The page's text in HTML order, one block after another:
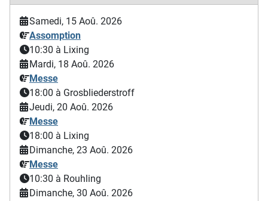
Samedi, 15 Aoû. 2026
Assomption
10:30 à Lixing
Mardi, 18 Aoû. 2026
Messe
18:00 à Grosbliederstroff
Jeudi, 20 Aoû. 2026
Messe
18:00 à Lixing
Dimanche, 23 Aoû. 2026
Messe
10:30 à Rouhling
Dimanche, 30 Aoû. 2026